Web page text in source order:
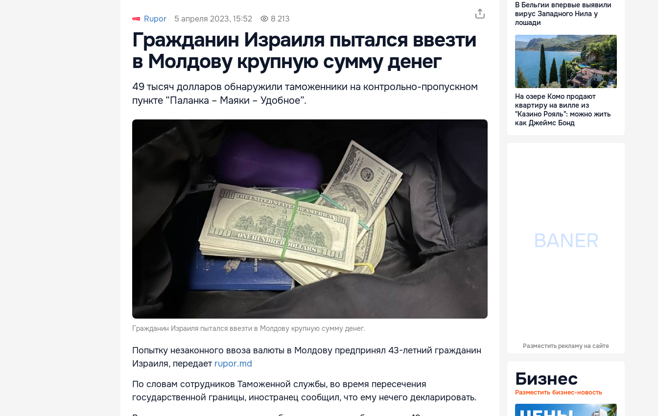
Rupor 5 апреля 2023, 15:52 8 213
Гражданин Израиля пытался ввезти
в Молдову крупную сумму денег
49 тысяч долларов обнаружили таможенники на контрольно-пропускном
пункте “Паланка – Маяки – Удобное”.
Гражданин Израиля пытался ввезти в Молдову крупную сумму денег.
Попытку незаконного ввоза валюты в Молдову предпринял 43-летний гражданин
Израиля, передает rupor.md
По словам сотрудников Таможенной службы, во время пересечения
государственной границы, иностранец сообщил, что ему нечего декларировать.
В Бельгии впервые выявили
вирус Западного Нила у
лошади
На озере Комо продают
квартиру на вилле из
"Казино Рояль": можно жить
как Джеймс Бонд
Разместить рекламу на сайте
Бизнес
Разместить бизнес-новость